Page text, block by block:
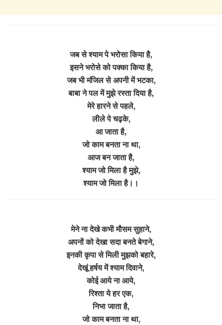
जब से श्याम पे भरोसा किया है,
इसने भरोसे को पक्का किया है,
जब भी मंजिल से अपनी में भटका,
बाबा ने पल में मुझे रस्ता दिया है,
मेरे हारने से पहले,
लीले पे चढ़के,
आ जाता है,
जो काम बनता ना था,
आज बन जाता है,
श्याम जो मिला है मुझे,
श्याम जो मिला है।।
मेने ना देखे कभी मौसम सुहाने,
अपनों को देखा सदा बनते बेगाने,
इनकी कृपा से मिली मुझको बहारे,
देखूं हर्षय में श्याम दिवाने,
कोई आये ना आये,
रिश्ता ये हर एक,
निभा जाता है,
जो काम बनता ना था,